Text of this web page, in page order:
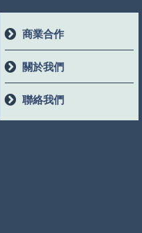
商業合作
關於我們
聯絡我們